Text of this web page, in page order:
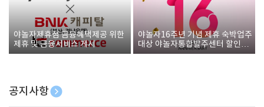
야놀자제휴점 금융혜택제공 위한
제휴 및 금융서비스 게시
야놀자16주년 기념 제휴 숙박업주
대상 야놀자통합발주센터 할인쿠
폰 증정
공지사항
[호텔업] 개인정보 처리방침 개정본1 (19.09.02)